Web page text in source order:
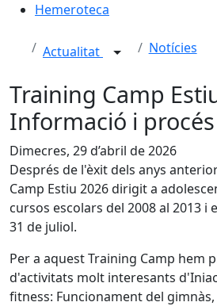
Hemeroteca
Actualitat Notícies
Training Camp
Informació i
Dimecres, 29 d’abril de 2026
Després de l'èxit dels anys
Camp Estiu 2026 dirigit a
cursos escolars del 2008 al 2013 i
31 de juliol.
Per a aquest Training Camp hem
d'activitats molt interesants
fitness: Funcionament del